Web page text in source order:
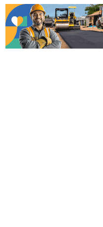
Pular para o conteúdo